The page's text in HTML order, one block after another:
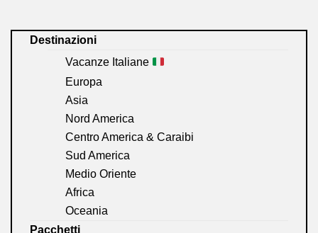
Destinazioni
Vacanze Italiane
Europa
Asia
Nord America
Centro America & Caraibi
Sud America
Medio Oriente
Africa
Oceania
Pacchetti